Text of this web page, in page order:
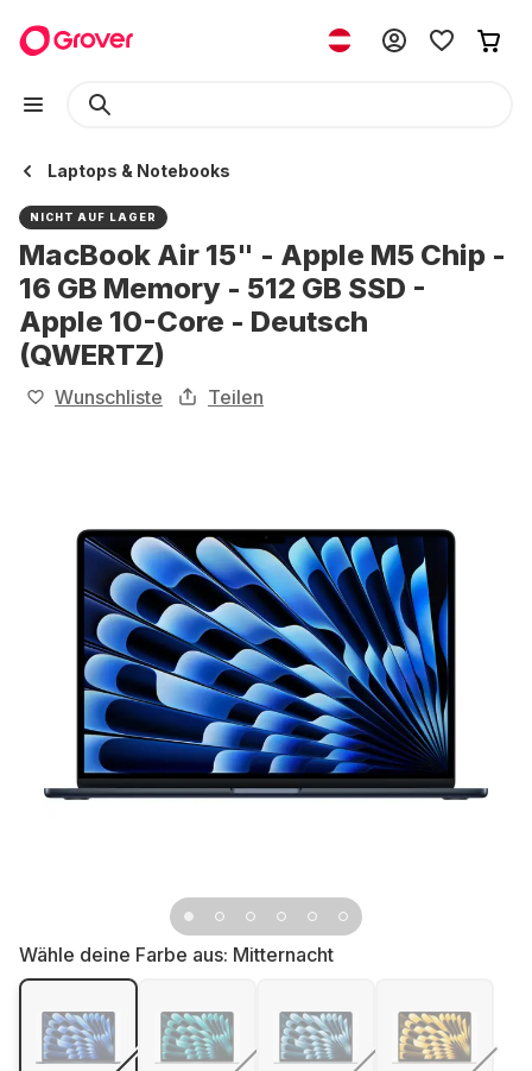
Laptops & Notebooks
NICHT AUF LAGER
MacBook Air 15" - Apple M5 Chip -
16 GB Memory - 512 GB SSD -
Apple 10-Core - Deutsch
(QWERTZ)
Wunschliste Teilen
Wähle deine Farbe aus: Mitternacht